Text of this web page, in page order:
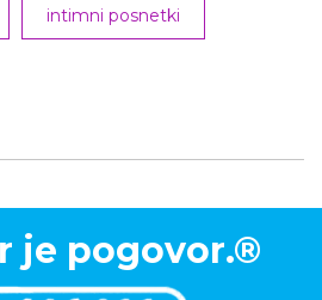
intimni posnetki
je pogovor.®